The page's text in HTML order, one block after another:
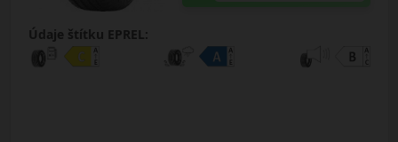
Údaje štítku EPREL: